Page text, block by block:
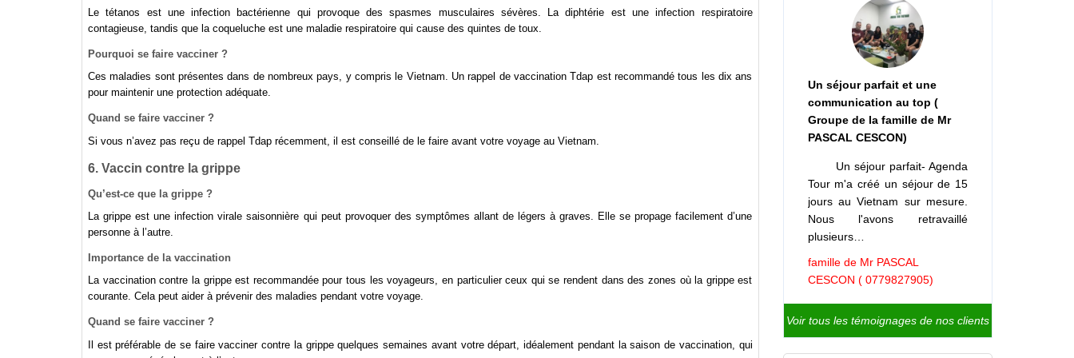
Le tétanos est une infection bactérienne qui provoque des spasmes musculaires sévères. La diphtérie est une infection respiratoire
contagieuse, tandis que la coqueluche est une maladie respiratoire qui cause des quintes de toux.
Pourquoi se faire vacciner ?
Ces maladies sont présentes dans de nombreux pays, y compris le Vietnam. Un rappel de vaccination Tdap est recommandé tous les dix ans
pour maintenir une protection adéquate.
Quand se faire vacciner ?
Si vous n’avez pas reçu de rappel Tdap récemment, il est conseillé de le faire avant votre voyage au Vietnam.
6. Vaccin contre la grippe
Qu’est-ce que la grippe ?
La grippe est une infection virale saisonnière qui peut provoquer des symptômes allant de légers à graves. Elle se propage facilement d’une
personne à l’autre.
Importance de la vaccination
La vaccination contre la grippe est recommandée pour tous les voyageurs, en particulier ceux qui se rendent dans des zones où la grippe est
courante. Cela peut aider à prévenir des maladies pendant votre voyage.
Quand se faire vacciner ?
Il est préférable de se faire vacciner contre la grippe quelques semaines avant votre départ, idéalement pendant la saison de vaccination, qui
Un séjour parfait et une
communication au top (
Groupe de la famille de Mr
PASCAL CESCON)
Un séjour parfait- Agenda
Tour m'a créé un séjour de 15
jours au Vietnam sur mesure.
Nous l'avons retravaillé
plusieurs…
famille de Mr PASCAL
CESCON ( 0779827905)
Voir tous les témoignages de nos clients